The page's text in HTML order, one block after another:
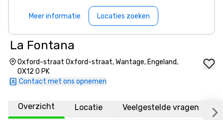
Meer informatie Locaties zoeken
La Fontana
Oxford-straat Oxford-straat, Wantage, Engeland,
OX12 0 PK
Contact met ons opnemen
Overzicht Locatie Veelgestelde vragen